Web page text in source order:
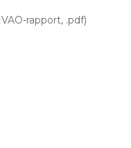
rapport, .pdf)